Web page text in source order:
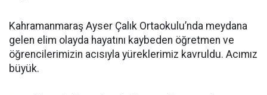
Kahramanmaraş Ayser Çalık Ortaokulu’nda meydana
gelen elim olayda hayatını kaybeden öğretmen ve
öğrencilerimizin acısıyla yüreklerimiz kavruldu. Acımız
büyük.